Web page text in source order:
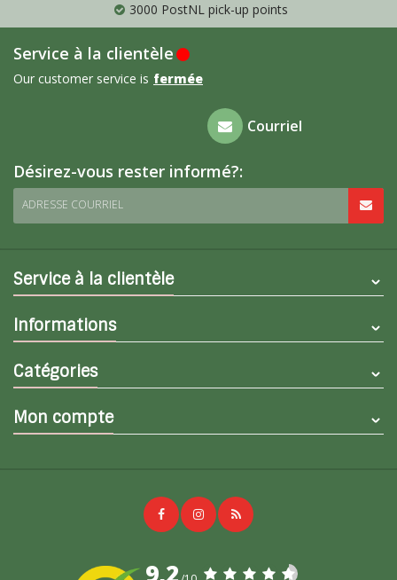
3000 PostNL pick-up points
Service à la clientèle
Our customer service is fermée
Foire aux
questions
Courriel
Désirez-vous rester informé?:
ADRESSE COURRIEL
Service à la clientèle
Informations
Catégories
Mon compte